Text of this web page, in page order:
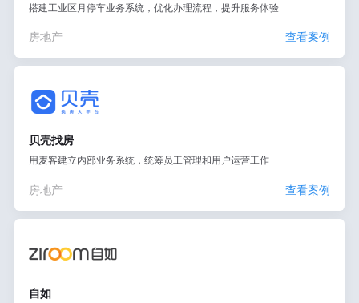
搭建工业区月停车业务系统，优化办理流程，提升服务体验
房地产 查看案例
贝壳找房
用麦客建立内部业务系统，统筹员工管理和用户运营工作
房地产 查看案例
自如